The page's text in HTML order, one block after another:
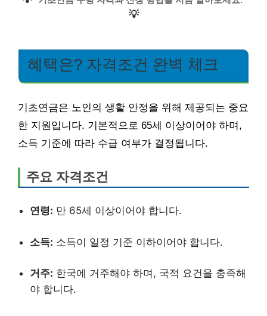
💡
혜택은? 자격조건 완벽 체크
기초연금은 노인의 생활 안정을 위해 제공되는 중요
한 지원입니다. 기본적으로 65세 이상이어야 하며,
소득 기준에 따라 수급 여부가 결정됩니다.
주요 자격조건
연령: 만 65세 이상이어야 합니다.
소득: 소득이 일정 기준 이하이어야 합니다.
거주: 한국에 거주해야 하며, 국적 요건을 충족해
야 합니다.